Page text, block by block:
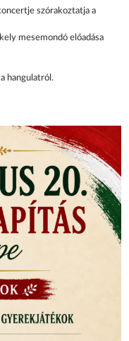
szórakoztatja a
mesemondó előadása
hangulatról.